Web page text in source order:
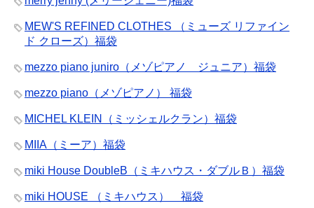
MEW'S REFINED CLOTHES （ミューズ リファイン
ド クローズ）福袋
mezzo piano juniro（メゾピアノ ジュニア）福袋
mezzo piano（メゾピアノ） 福袋
MICHEL KLEIN（ミッシェルクラン）福袋
MIIA（ミーア）福袋
miki House DoubleB（ミキハウス・ダブルＢ）福袋
miki HOUSE （ミキハウス） 福袋